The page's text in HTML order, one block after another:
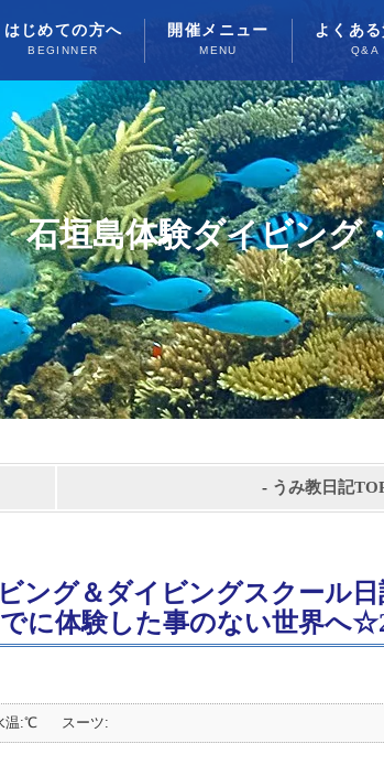
はじめての方へ
BEGINNER
開催メニュー
MENU
よくある
Q&A
石垣島体験ダイビング
- うみ教日記
ング＆ダイビングスクール
に体験した事のない世界へ
温:℃ スーツ: